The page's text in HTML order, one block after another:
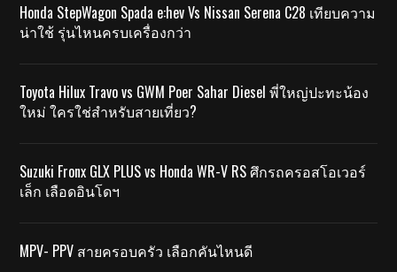
Honda StepWagon Spada e:hev Vs Nissan Serena C28 เทียบความ
น่าใช้ รุ่นไหนครบเครื่องกว่า
Toyota Hilux Travo vs GWM Poer Sahar Diesel พี่ใหญ่ปะทะน้อง
ใหม่ ใครใช่สำหรับสายเที่ยว?
Suzuki Fronx GLX PLUS vs Honda WR-V RS ศึกรถครอสโอเวอร์
เล็ก เลือดอินโดฯ
MPV- PPV สายครอบครัว เลือกคันไหนดี